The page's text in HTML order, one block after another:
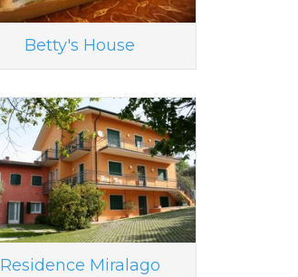
Betty's House
Residence Miralago